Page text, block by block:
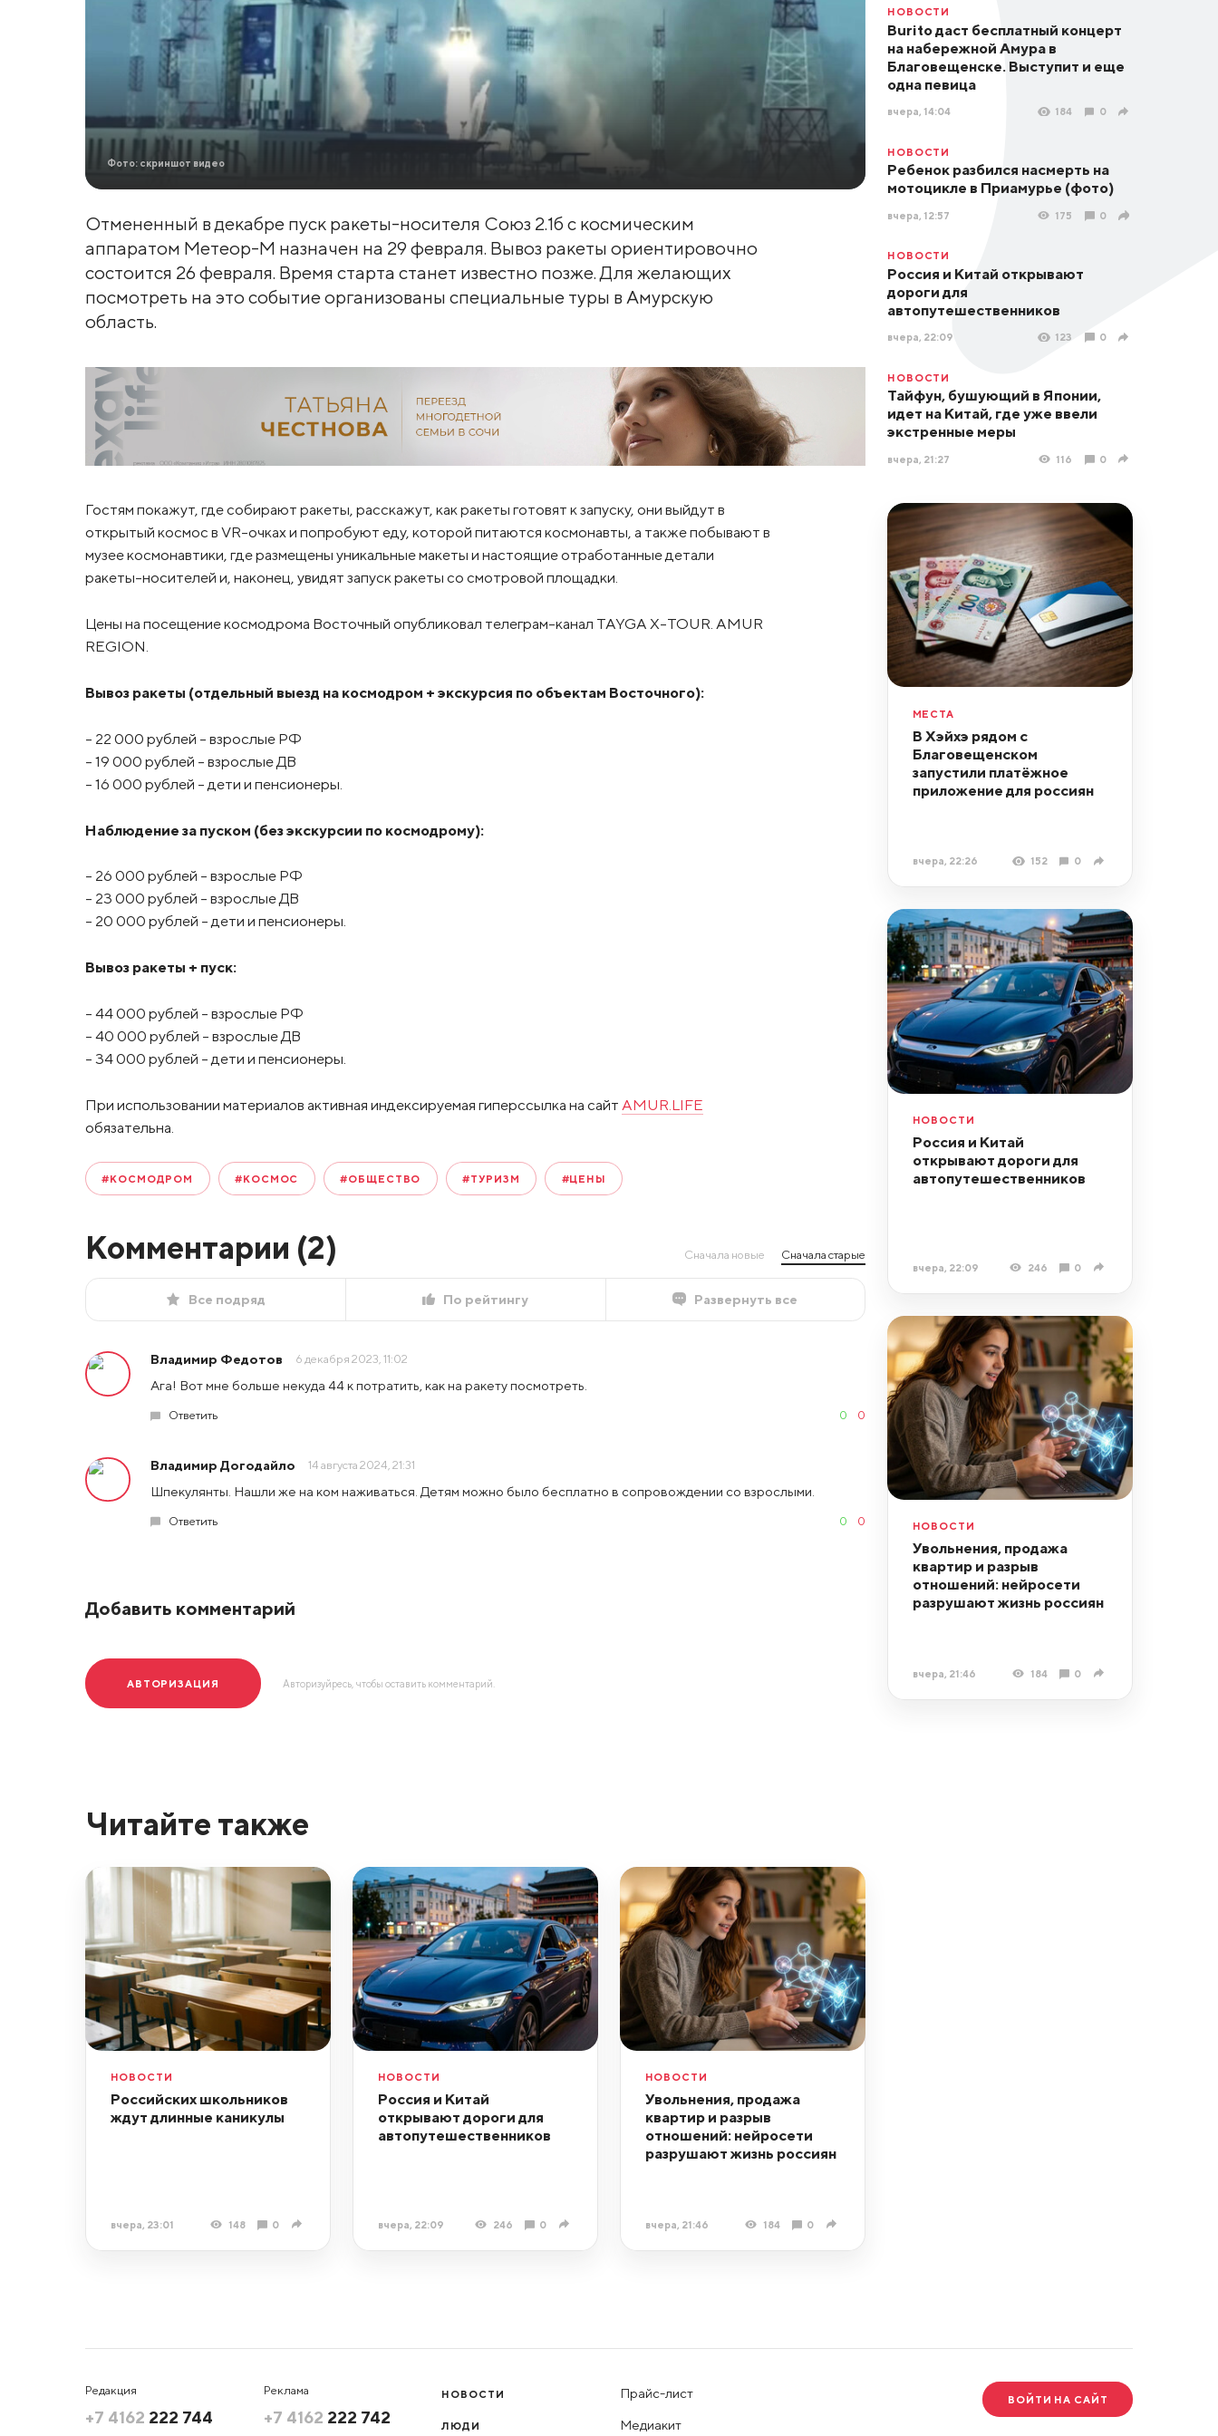
Фото: скриншот видео
Отмененный в декабре пуск ракеты-носителя Союз 2.1б с космическим
аппаратом Метеор-М назначен на 29 февраля. Вывоз ракеты ориентировочно
состоится 26 февраля. Время старта станет известно позже. Для желающих
посмотреть на это событие организованы специальные туры в Амурскую
область.
Гостям покажут, где собирают ракеты, расскажут, как ракеты готовят к запуску, они выйдут в
открытый космос в VR-очках и попробуют еду, которой питаются космонавты, а также побывают в
музее космонавтики, где размещены уникальные макеты и настоящие отработанные детали
ракеты-носителей и, наконец, увидят запуск ракеты со смотровой площадки.
Цены на посещение космодрома Восточный опубликовал телеграм-канал TAYGA X-TOUR. AMUR
REGION.
Вывоз ракеты (отдельный выезд на космодром + экскурсия по объектам Восточного):
– 22 000 рублей - взрослые РФ
– 19 000 рублей - взрослые ДВ
– 16 000 рублей - дети и пенсионеры.
Наблюдение за пуском (без экскурсии по космодрому):
– 26 000 рублей - взрослые РФ
– 23 000 рублей - взрослые ДВ
– 20 000 рублей - дети и пенсионеры.
Вывоз ракеты + пуск:
– 44 000 рублей - взрослые РФ
– 40 000 рублей - взрослые ДВ
– 34 000 рублей - дети и пенсионеры.
При использовании материалов активная индексируемая гиперссылка на сайт AMUR.LIFE
обязательна.
#КОСМОДРОМ #КОСМОС #ОБЩЕСТВО #ТУРИЗМ #ЦЕНЫ
Комментарии (2) Сначала новые Сначала старые
Все подряд По рейтингу Развернуть все
Владимир Федотов 6 декабря 2023, 11:02
Ага! Вот мне больше некуда 44 к потратить, как на ракету посмотреть.
Ответить 0 0
Владимир Догодайло 14 августа 2024, 21:31
Шпекулянты. Нашли же на ком наживаться. Детям можно было бесплатно в сопровождении со взрослыми.
Ответить 0 0
Добавить комментарий
АВТОРИЗАЦИЯ Авторизуйресь, чтобы оставить комментарий.
НОВОСТИ
Burito даст бесплатный концерт
на набережной Амура в
Благовещенске. Выступит и еще
одна певица
вчера, 14:04 184 0
НОВОСТИ
Ребенок разбился насмерть на
мотоцикле в Приамурье (фото)
вчера, 12:57 175 0
НОВОСТИ
Россия и Китай открывают
дороги для
автопутешественников
вчера, 22:09 123 0
НОВОСТИ
Тайфун, бушующий в Японии,
идет на Китай, где уже ввели
экстренные меры
вчера, 21:27 116 0
МЕСТА
В Хэйхэ рядом с
Благовещенском
запустили платёжное
приложение для россиян
вчера, 22:26 152 0
НОВОСТИ
Россия и Китай
открывают дороги для
автопутешественников
вчера, 22:09 246 0
НОВОСТИ
Увольнения, продажа
квартир и разрыв
отношений: нейросети
разрушают жизнь россиян
вчера, 21:46 184 0
Читайте также
НОВОСТИ
Российских школьников
ждут длинные каникулы
вчера, 23:01 148 0
НОВОСТИ
Россия и Китай
открывают дороги для
автопутешественников
вчера, 22:09 246 0
НОВОСТИ
Увольнения, продажа
квартир и разрыв
отношений: нейросети
разрушают жизнь россиян
вчера, 21:46 184 0
Редакция
+7 4162 222 744
Реклама
+7 4162 222 742
НОВОСТИ
ЛЮДИ
Прайс-лист
Медиакит
ВОЙТИ НА САЙТ